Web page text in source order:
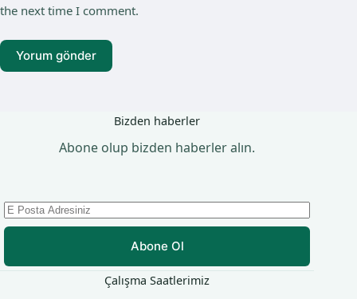
the next time I comment.
Yorum gönder
Bizden haberler
Abone olup bizden haberler alın.
Abone Ol
Çalışma Saatlerimiz